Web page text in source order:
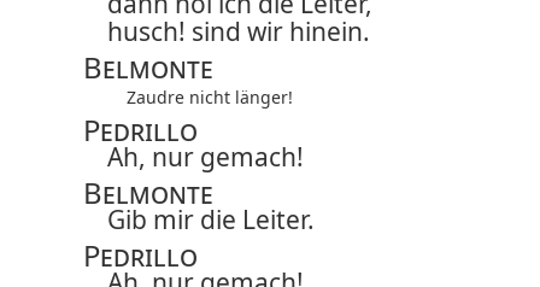
husch! sind wir hinein.
Belmonte
Zaudre nicht länger!
Pedrillo
Ah, nur gemach!
Belmonte
Gib mir die Leiter.
Pedrillo